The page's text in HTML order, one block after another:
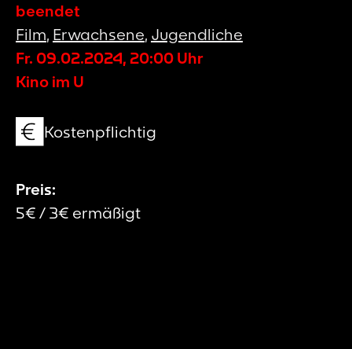
beendet
Film, Erwachsene, Jugendliche
Fr. 09.02.2024, 20:00 Uhr
Kino im U
Kostenpflichtig
Preis:
5€ / 3€ ermäßigt